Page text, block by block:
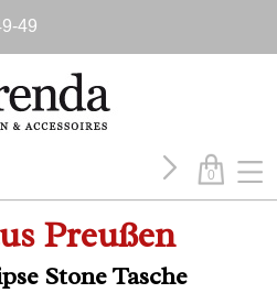
49
0
Preußen
Stone Tasche